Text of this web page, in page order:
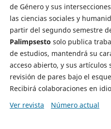
de Género y sus
las ciencias sociales y
partir del segundo semestre
Palimpsesto solo publica
de estudios, mantendrá su
acceso abierto, y sus
revisión de pares bajo el
Recibirá colaboraciones en
Ver revista
Número actual